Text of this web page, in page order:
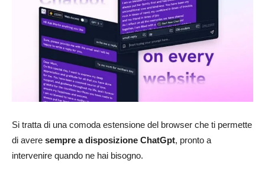
Si tratta di una comoda estensione del browser che ti permette
di avere sempre a disposizione ChatGpt, pronto a
intervenire quando ne hai bisogno.